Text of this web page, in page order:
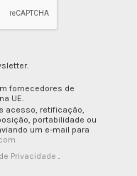
fornecedores de
UE.
acesso, retificação,
portabilidade ou
um e-mail para
Privacidade